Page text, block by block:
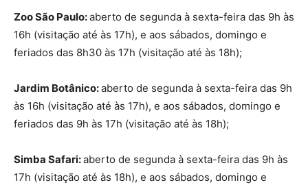
Zoo São Paulo:aberto de segunda à sexta-feira das 9h às
16h (visitação até às 17h), e aos sábados, domingo e
feriados das 8h30 às 17h (visitação até às 18h);
Jardim Botânico:aberto de segunda à sexta-feira das 9h
às 16h (visitação até às 17h), e aos sábados, domingo e
feriados das 9h às 17h (visitação até às 18h);
Simba Safari:aberto de segunda à sexta-feira das 9h às
17h (visitação até às 18h), e aos sábados, domingo e